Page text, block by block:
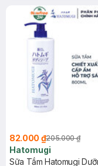
(SL có hạn)
82.000 ₫205.000 ₫
Hatomugi
Sữa Tắm Hatomugi